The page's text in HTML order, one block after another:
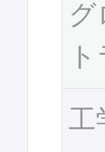
工